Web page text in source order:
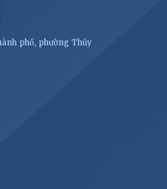
phố, phường Thủy